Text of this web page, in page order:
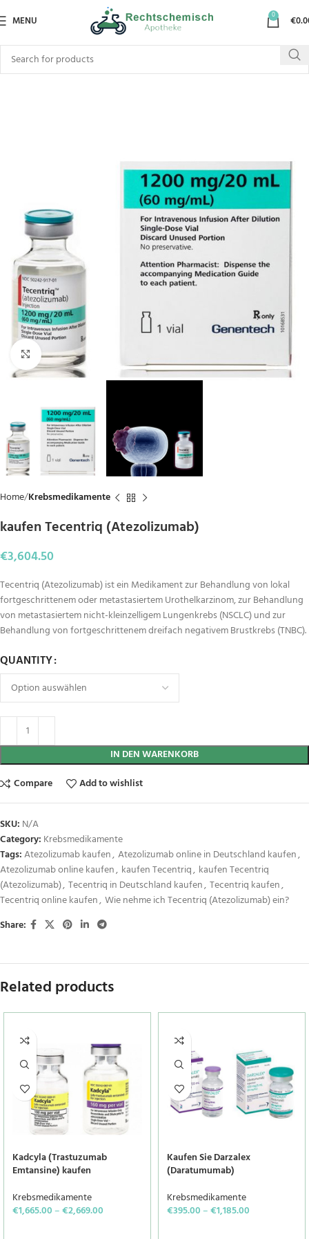
MENU 0 €
Click to enlarge
Home Krebsmedikamente
kaufen Tecentriq (Atezolizumab)
€3,604.50
Tecentriq (Atezolizumab) ist ein Medikament zur Behandlung von lokal
fortgeschrittenem oder metastasiertem Urothelkarzinom, zur Behandlung
von metastasiertem nicht-kleinzelligem Lungenkrebs (NSCLC) und zur
Behandlung von fortgeschrittenem dreifach negativem Brustkrebs (TNBC).
QUANTITY
IN DEN WARENKORB
Compare
Add to wishlist
SKU: N/A
Category: Krebsmedikamente
Tags:Atezolizumab kaufen, Atezolizumab online in Deutschland kaufen,
Atezolizumab online kaufen, kaufen Tecentriq, kaufen Tecentriq
(Atezolizumab), Tecentriq in Deutschland kaufen, Tecentriq kaufen,
Tecentriq online kaufen, Wie nehme ich Tecentriq (Atezolizumab) ein?
Share:
Related products
Kadcyla (Trastuzumab
Emtansine) kaufen
Krebsmedikamente
€1,665.00–€2,669.00
Kaufen Sie Darzalex
(Daratumumab)
Krebsmedikamente
€395.00–€1,185.00